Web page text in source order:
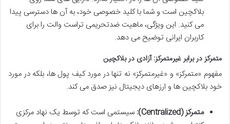
بلاکچین است و شما با کلید خصوصی خود، به آن ها دسترسی پیدا
می کنید. این ویژگی، ماهیت ضدتحریمی تراست والت را برای
کاربران ایرانی توضیح می دهد.
متمرکز در برابر غیرمتمرکز: آزادی در بلاکچین
مفهوم «متمرکز» و «غیرمتمرکز» نه تنها در مورد کیف پول ها، بلکه در مورد
خود بلاکچین ها و ارزهای دیجیتال نیز صدق می کند.
متمرکز (Centralized):
سیستمی است که توسط یک نهاد مرکزی